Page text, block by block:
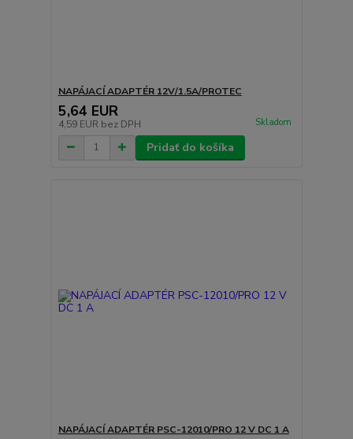
NAPÁJACÍ ADAPTÉR 12V/1.5A/PROTEC
5,64 EUR
4,59 EUR bez DPH Skladom
Pridať do košíka
NAPÁJACÍ ADAPTÉR PSC-12010/PRO 12 V DC 1 A